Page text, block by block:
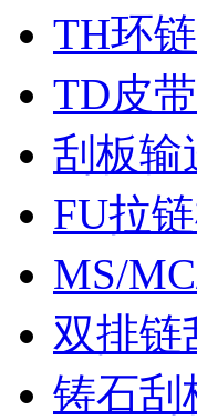
TH环
TD皮
刮板输
FU拉
MS/
双排链
铸石刮